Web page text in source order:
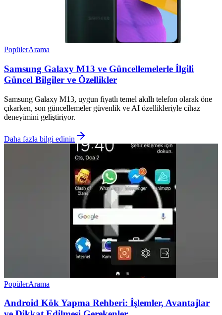
PopülerArama
Samsung Galaxy M13 ve Güncellemelerle İlgili
Güncel Bilgiler ve Özellikler
Samsung Galaxy M13, uygun fiyatlı temel akıllı telefon olarak öne
çıkarken, son güncellemeler güvenlik ve AI özellikleriyle cihaz
deneyimini geliştiriyor.
Daha fazla bilgi edinin
PopülerArama
Android Kök Yapma Rehberi: İşlemler, Avantajlar